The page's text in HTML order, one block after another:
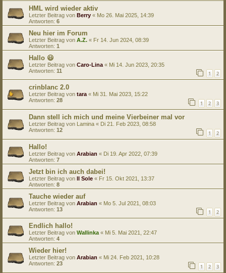
HML wird wieder aktiv
Letzter Beitrag von Berry « Mo 26. Mai 2025, 14:39
Antworten: 6
Neu hier im Forum
Letzter Beitrag von A.Z. « Fr 14. Jun 2024, 08:39
Antworten: 1
Hallo 😃
Letzter Beitrag von Caro-Lina « Mi 14. Jun 2023, 20:35
Antworten: 11 1 2
crinblanc 2.0
Letzter Beitrag von tara« Mi 31. Mai 2023, 15:22
Antworten: 28 1 2 3
Dann stell ich mich und meine Vierbeiner mal vor
Letzter Beitrag von Lamina « Di 21. Feb 2023, 08:58
Antworten: 12 1 2
Hallo!
Letzter Beitrag von Arabian « Di 19. Apr 2022, 07:39
Antworten: 7
Jetzt bin ich auch dabei!
Letzter Beitrag von Il Sole « Fr 15. Okt 2021, 13:37
Antworten: 8
Tauche wieder auf
Letzter Beitrag von Arabian « Mo 5. Jul 2021, 08:03
Antworten: 13 1 2
Endlich hallo!
Letzter Beitrag von Wallinka« Mi 5. Mai 2021, 22:47
Antworten: 4
Wieder hier!
Letzter Beitrag von Arabian « Mi 24. Feb 2021, 10:28
Antworten: 23 1 2 3